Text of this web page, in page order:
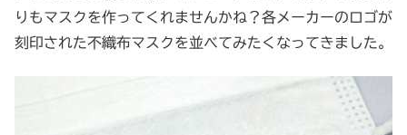
りもマスクを作ってくれませんかね？各メーカーのロゴが
刻印された不織布マスクを並べてみたくなってきました。